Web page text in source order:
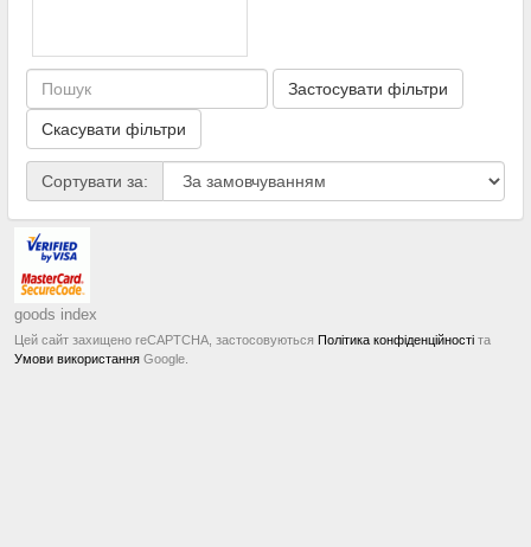
Застосувати фільтри
Скасувати фільтри
Сортувати за:
goods index
Цей сайт захищено reCAPTCHA, застосовуються Політика конфіденційності та
Умови використання Google.